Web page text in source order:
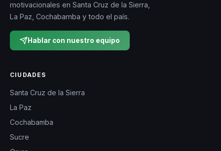
motivacionales en Santa Cruz de la Sierra,
La Paz, Cochabamba y todo el país.
Hablar con nuestro equipo
CIUDADES
Santa Cruz de la Sierra
La Paz
Cochabamba
Sucre